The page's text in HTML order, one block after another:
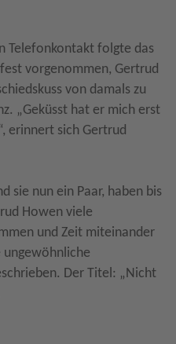
Telefonkontakt folgte das
vorgenommen, Gertrud
von damals zu
„Geküsst hat er mich erst
erinnert sich Gertrud
sie nun ein Paar, haben bis
Howen viele
und Zeit miteinander
Der Titel: „Nicht